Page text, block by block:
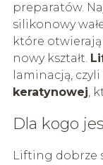
preparatów.
silikonowy
które otwierają
nowy kształt.
laminacją,
keratynowej,
Dla kogo
Lifting dobrze